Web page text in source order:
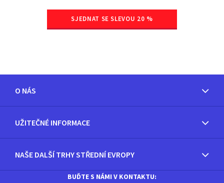
SJEDNAT SE SLEVOU 20 %
O NÁS
UŽITEČNÉ INFORMACE
NAŠE DALŠÍ TRHY STŘEDNÍ EVROPY
BUĎTE S NÁMI V KONTAKTU: